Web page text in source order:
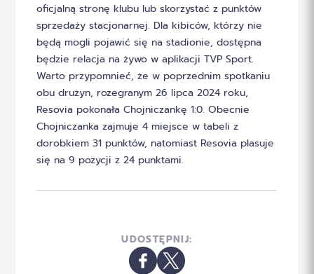
oficjalną stronę klubu lub skorzystać z punktów
sprzedaży stacjonarnej. Dla kibiców, którzy nie
będą mogli pojawić się na stadionie, dostępna
będzie relacja na żywo w aplikacji TVP Sport.
Warto przypomnieć, że w poprzednim spotkaniu
obu drużyn, rozegranym 26 lipca 2024 roku,
Resovia pokonała Chojniczankę 1:0. Obecnie
Chojniczanka zajmuje 4 miejsce w tabeli z
dorobkiem 31 punktów, natomiast Resovia plasuje
się na 9 pozycji z 24 punktami.
UDOSTĘPNIJ: